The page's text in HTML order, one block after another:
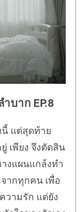
ำบาก EP.8
นี้ แต่สุดท้าย
เพียง จึงตัดสิน
งแผนแกล้งทำ
ากทุกคน เพื่อ
ามรัก แต่ยัง